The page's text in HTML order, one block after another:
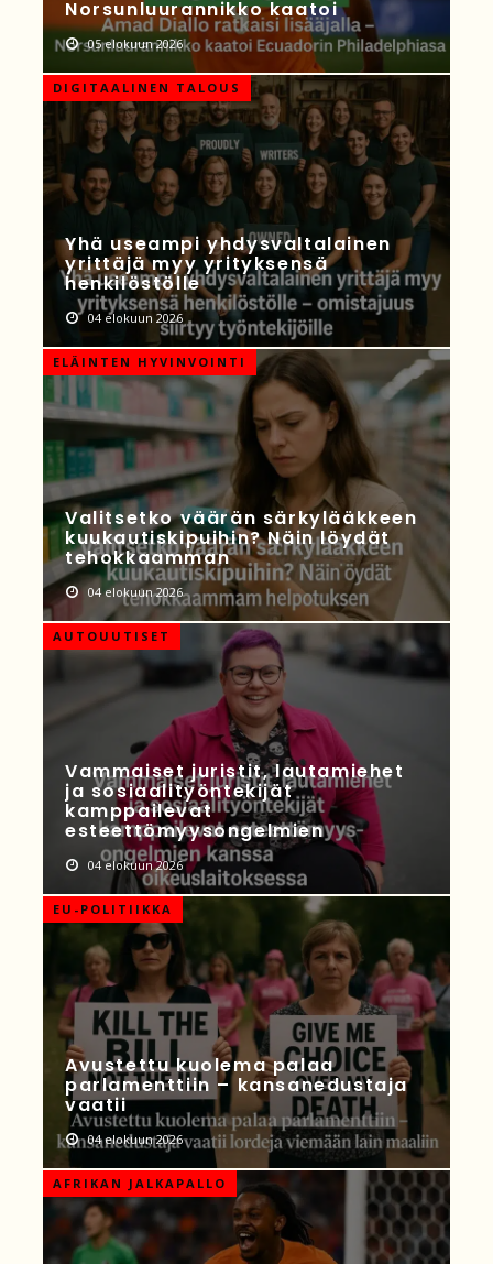
Norsunluurannikko kaatoi
05 elokuun 2026
DIGITAALINEN TALOUS
Yhä useampi yhdysvaltalainen
yrittäjä myy yrityksensä
henkilöstölle
04 elokuun 2026
ELÄINTEN HYVINVOINTI
Valitsetko väärän särkylääkkeen
kuukautiskipuihin? Näin löydät
tehokkaamman
04 elokuun 2026
AUTOUUTISET
Vammaiset juristit, lautamiehet
ja sosiaalityöntekijät
kamppailevat
esteettömyysongelmien
04 elokuun 2026
EU-POLITIIKKA
Avustettu kuolema palaa
parlamenttiin – kansanedustaja
vaatii
04 elokuun 2026
AFRIKAN JALKAPALLO